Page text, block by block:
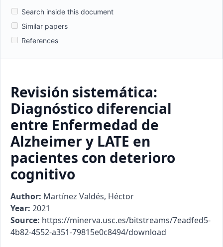
Search inside this document
Similar papers
References
Revisión sistemática:
Diagnóstico diferencial
entre Enfermedad de
Alzheimer y LATE en
pacientes con deterioro
cognitivo
Author: Martínez Valdés, Héctor
Year: 2021
Source: https://minerva.usc.es/bitstreams/7eadfed5-
4b82-4552-a351-79815e0c8494/download